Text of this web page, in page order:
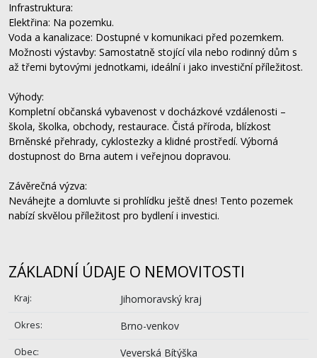
Infrastruktura:
Elektřina: Na pozemku.
Voda a kanalizace: Dostupné v komunikaci před pozemkem.
Možnosti výstavby: Samostatně stojící vila nebo rodinný dům s
až třemi bytovými jednotkami, ideální i jako investiční příležitost.
Výhody:
Kompletní občanská vybavenost v docházkové vzdálenosti –
škola, školka, obchody, restaurace. Čistá příroda, blízkost
Brněnské přehrady, cyklostezky a klidné prostředí. Výborná
dostupnost do Brna autem i veřejnou dopravou.
Závěrečná výzva:
Neváhejte a domluvte si prohlídku ještě dnes! Tento pozemek
nabízí skvělou příležitost pro bydlení i investici.
ZÁKLADNÍ ÚDAJE O NEMOVITOSTI
Kraj: Jihomoravský kraj
Okres: Brno-venkov
Obec: Veverská Bítýška